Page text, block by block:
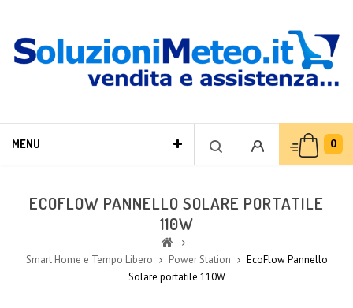
0
MENU
ECOFLOW PANNELLO SOLARE PORTATILE
110W
Smart Home e Tempo Libero Power Station
EcoFlow Pannello
Solare portatile 110W